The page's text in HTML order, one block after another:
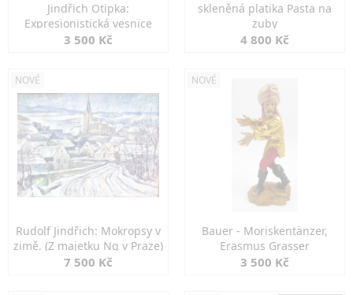
Jindřich Otipka:
Expresionistická vesnice
3 500 Kč
skleněná platika Pasta na
zuby
4 800 Kč
NOVÉ
Rudolf Jindřich: Mokropsy v
zimě. (Z majetku Ng v Praze)
7 500 Kč
NOVÉ
Bauer - Moriskentänzer,
Erasmus Grasser
3 500 Kč